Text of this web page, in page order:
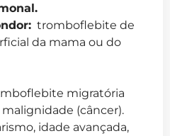
tromboflebite de
da mama ou do
migratória
(câncer).
idade avançada,